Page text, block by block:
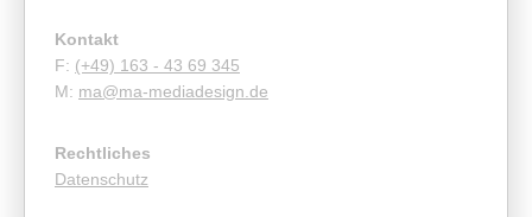
Kontakt
F: (+49) 163 - 43 69 345
M: ma@ma-mediadesign.de
Rechtliches
Datenschutz